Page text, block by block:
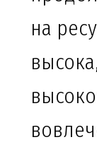
на